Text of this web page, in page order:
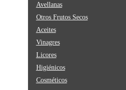
Avellanas
Otros Frutos Secos
Aceites
Vinagres
Licores
Higiénicos
Cosméticos